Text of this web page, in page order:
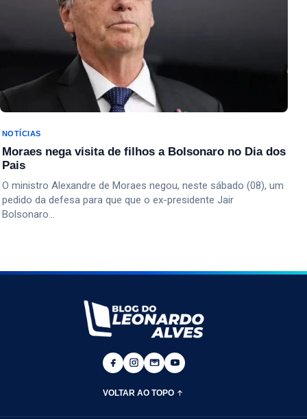
NOTÍCIAS
Moraes nega visita de filhos a Bolsonaro no Dia dos
Pais
O ministro Alexandre de Moraes negou, neste sábado (08), um
pedido da defesa para que que o ex-presidente Jair
Bolsonaro…
VOLTAR AO TOPO